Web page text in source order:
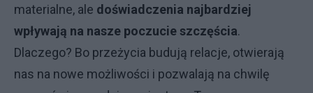
materialne, ale doświadczenia najbardziej
wpływają na nasze poczucie szczęścia.
Dlaczego? Bo przeżycia budują relacje, otwierają
nas na nowe możliwości i pozwalają na chwilę